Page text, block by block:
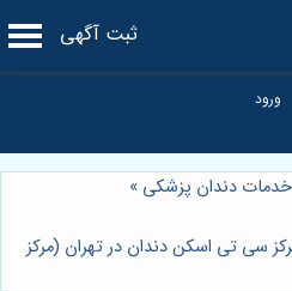
ثبت آگهی
خدمات دندان پزشکی »
سی تی اسکن دندان در تهران (مرکز